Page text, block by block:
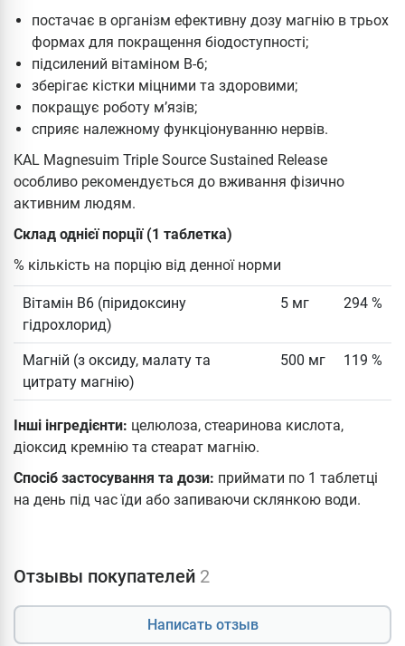
постачає в організм ефективну дозу магнію в трьох
формах для покращення біодоступності;
підсилений вітаміном В-6;
зберігає кістки міцними та здоровими;
покращує роботу м’язів;
сприяє належному функціонуванню нервів.
KAL Magnesuim Triple Source Sustained Release
особливо рекомендується до вживання фізично
активним людям.
Склад однієї порції (1 таблетка)
% кількість на порцію від денної норми
Вітамін B6 (піридоксину
гідрохлорид)
5 мг 294 %
Магній (з оксиду, малату та
цитрату магнію)
500 мг 119 %
Інші інгредієнти: целюлоза, стеаринова кислота,
діоксид кремнію та стеарат магнію.
Спосіб застосування та дози: приймати по 1 таблетці
на день під час їди або запиваючи склянкою води.
Отзывы покупателей 2
Написать отзыв